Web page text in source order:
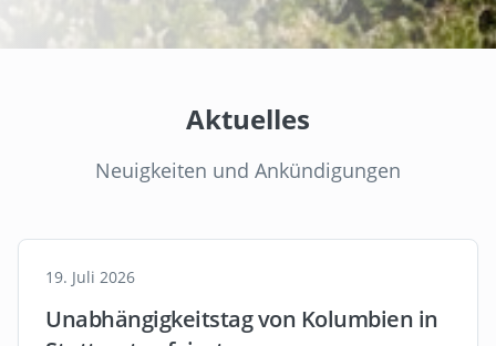
Aktuelles
Neuigkeiten und Ankündigungen
19. Juli 2026
Unabhängigkeitstag von Kolumbien in